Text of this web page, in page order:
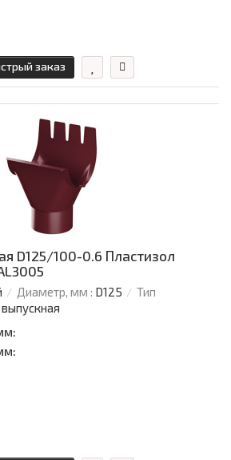
заказ
D125/100-0.6 Пластизол
Диаметр, мм : D125
Тип